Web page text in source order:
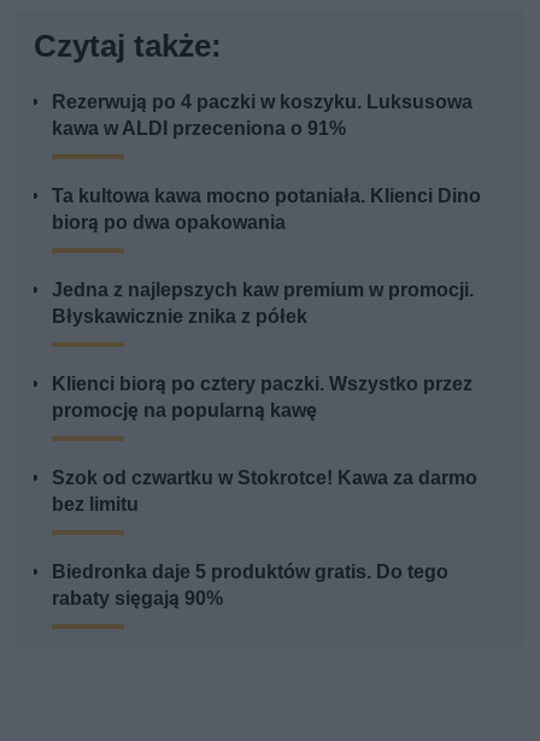
Czytaj także:
Rezerwują po 4 paczki w koszyku. Luksusowa
kawa w ALDI przeceniona o 91%
Ta kultowa kawa mocno potaniała. Klienci Dino
biorą po dwa opakowania
Jedna z najlepszych kaw premium w promocji.
Błyskawicznie znika z półek
Klienci biorą po cztery paczki. Wszystko przez
promocję na popularną kawę
Szok od czwartku w Stokrotce! Kawa za darmo
bez limitu
Biedronka daje 5 produktów gratis. Do tego
rabaty sięgają 90%